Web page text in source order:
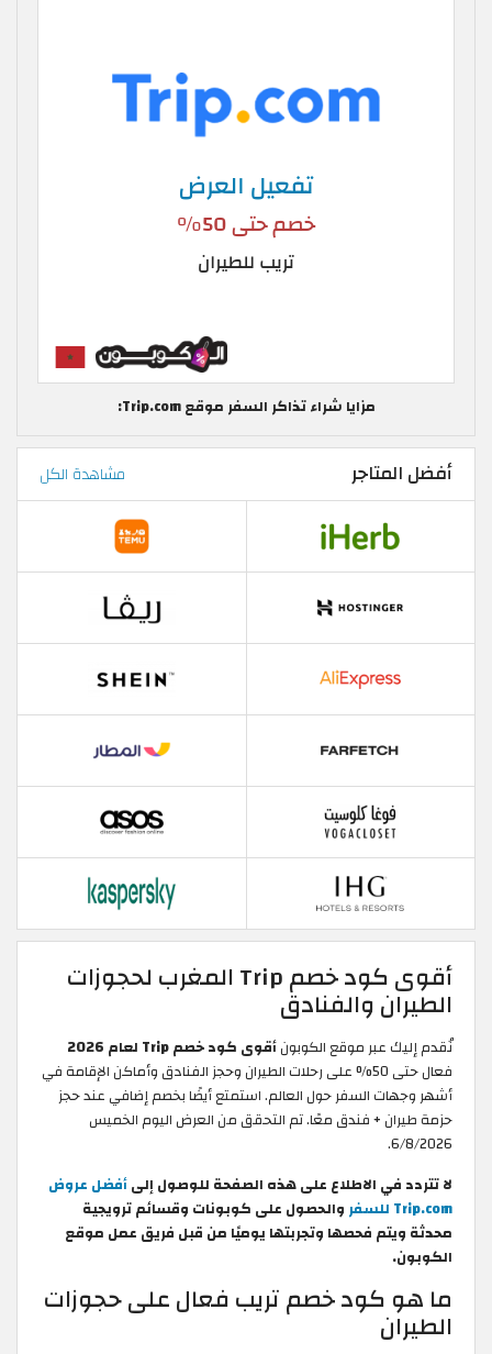
مزايا شراء تذاكر السفر موقع Trip.com:
أفضل المتاجر مشاهدة الكل
أقوى كود خصم Trip المغرب لحجوزات
الطيران والفنادق
نُقدم إليك عبر موقع الكوبونأقوى كود خصم Trip لعام 2026
فعال حتى 50% على رحلات الطيران وحجز الفنادق وأماكن الإقامة في
أشهر وجهات السفر حول العالم. استمتع أيضًا بخصم إضافي عند حجز
حزمة طيران + فندق معًا. تم التحقق من العرض اليوم الخميس
6/8/2026.
لا تتردد في الاطلاع على هذه الصفحة للوصول إلىأفضل عروض
Trip.com للسفر
والحصول على كوبونات وقسائم ترويجية
محدثة ويتم فحصها وتجربتها يوميًا من قبل فريق عمل موقع
الكوبون.
ما هو كود خصم تريب فعال على حجوزات
الطيران